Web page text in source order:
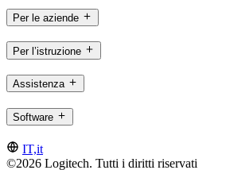
Per le aziende
Per l’istruzione
Assistenza
Software
IT,it
©2026 Logitech. Tutti i diritti riservati